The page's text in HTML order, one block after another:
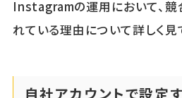
Instagramの運用において、
れている理由について詳しく見
自社アカウントで設定